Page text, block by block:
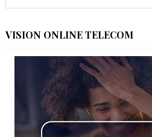
VISION ONLINE TELECOM